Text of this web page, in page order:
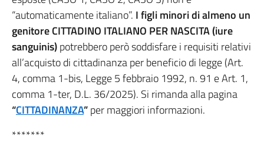
“automaticamente italiano”. I figli minori di almeno un
genitore CITTADINO ITALIANO PER NASCITA (iure
sanguinis)potrebbero però soddisfare i requisiti relativi
all’acquisto di cittadinanza per beneficio di legge (Art.
4, comma 1-bis, Legge 5 febbraio 1992, n. 91 e Art. 1,
comma 1-ter, D.L. 36/2025). Si rimanda alla pagina
“CITTADINANZA”per maggiori informazioni.
*******